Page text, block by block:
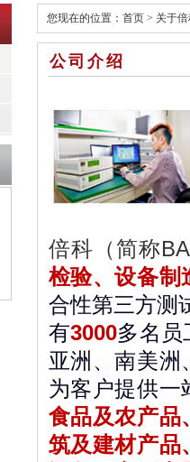
您现在的位置： 首页 > 关于
公司介绍
倍科（简称
检验、设备制
合性第三方测
有3000多名员
亚洲、南美洲
为客户提供
食品及农产品
筑及建材产品